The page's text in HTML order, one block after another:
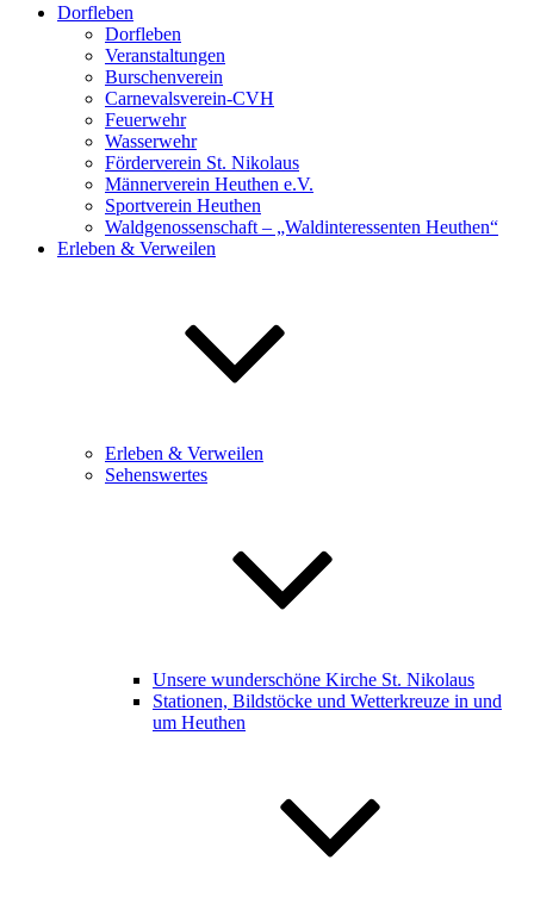
Dorfleben
Dorfleben
Veranstaltungen
Burschenverein
Carnevalsverein-CVH
Feuerwehr
Wasserwehr
Förderverein St. Nikolaus
Männerverein Heuthen e.V.
Sportverein Heuthen
Waldgenossenschaft – „Waldinteressenten Heuthen“
Erleben & Verweilen
Erleben & Verweilen
Sehenswertes
Unsere wunderschöne Kirche St. Nikolaus
Stationen, Bildstöcke und Wetterkreuze in und
um Heuthen